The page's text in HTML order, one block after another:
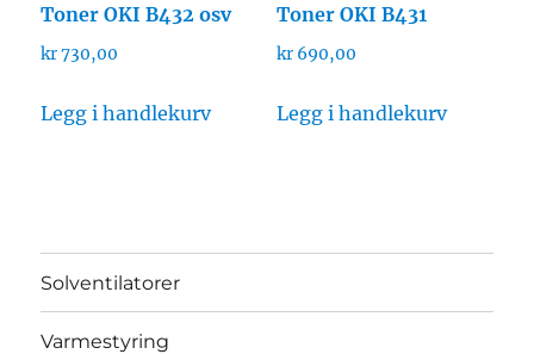
Toner OKI B432 osv
kr730,00
Legg i handlekurv
Toner OKI B431
kr690,00
Legg i handlekurv
Solventilatorer
Varmestyring